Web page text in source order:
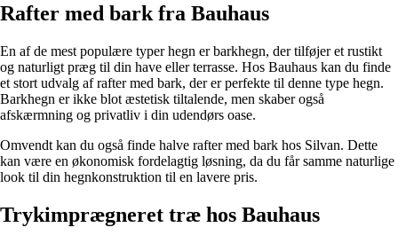
Rafter med bark fra Bauhaus
En af de mest populære typer hegn er barkhegn, der tilføjer et rustikt
og naturligt præg til din have eller terrasse. Hos Bauhaus kan du finde
et stort udvalg af rafter med bark, der er perfekte til denne type hegn.
Barkhegn er ikke blot æstetisk tiltalende, men skaber også
afskærmning og privatliv i din udendørs oase.
Omvendt kan du også finde halve rafter med bark hos Silvan. Dette
kan være en økonomisk fordelagtig løsning, da du får samme naturlige
look til din hegnkonstruktion til en lavere pris.
Trykimprægneret træ hos Bauhaus